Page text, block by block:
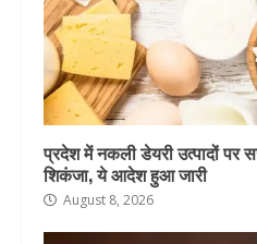
प्रदेश में नकली डेयरी उत्पादों पर
शिकंजा, ये आदेश हुआ जारी
August 8, 2026